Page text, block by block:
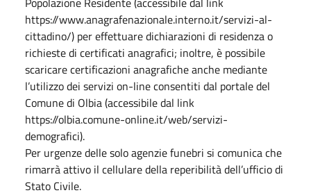
https://www.anagrafenazionale.interno.it/servizi-al-
cittadino/) per effettuare dichiarazioni di residenza o
richieste di certificati anagrafici; inoltre, è possibile
scaricare certificazioni anagrafiche anche mediante
l’utilizzo dei servizi on-line consentiti dal portale del
Comune di Olbia (accessibile dal link
https://olbia.comune-online.it/web/servizi-
demografici).
Per urgenze delle solo agenzie funebri si comunica che
rimarrà attivo il cellulare della reperibilità dell’ufficio di
Stato Civile.